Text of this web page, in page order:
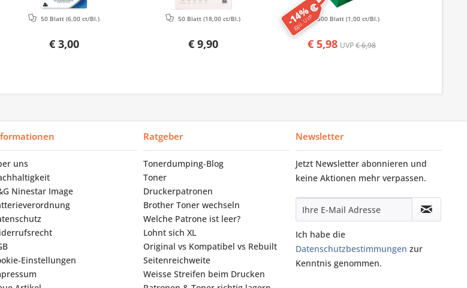
€ 3,00
50 Blatt(6,00 ct/Bl.)
€ 9,90
50 Blatt(18,00 ct/Bl.) -14%
ggü. UVP
€ 5,98 UVP€ 6,98
500 Blatt (1,00 ct/Bl.)
uns
Ninestar Image
Einstellungen
Ratgeber
Tonerdumping‑Blog
Toner
Druckerpatronen
Brother Toner wechseln
Welche Patrone ist leer?
Lohnt sich XL
Original vs Kompatibel vs Rebuilt
Seitenreichweite
Weisse Streifen beim Drucken
Newsletter
Jetzt Newsletter abonnieren und
keine Aktionen mehr verpassen.
Ich habe die
Datenschutzbestimmungen zur
Kenntnis genommen.